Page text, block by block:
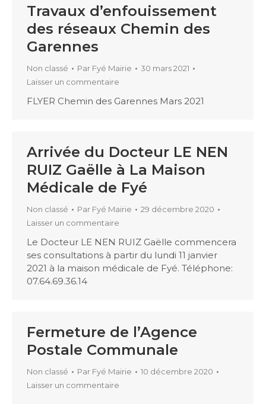
Travaux d’enfouissement
des réseaux Chemin des
Garennes
Non classé Par Fyé Mairie
30 mars 2021
Laisser un commentaire
FLYER Chemin des Garennes Mars 2021
Arrivée du Docteur LE NEN
RUIZ Gaëlle à La Maison
Médicale de Fyé
Non classé Par Fyé Mairie
29 décembre 2020
Laisser un commentaire
Le Docteur LE NEN RUIZ Gaëlle commencera
ses consultations à partir du lundi 11 janvier
2021 à la maison médicale de Fyé. Téléphone:
07.64.69.36.14
Fermeture de l’Agence
Postale Communale
Non classé Par Fyé Mairie
10 décembre 2020
Laisser un commentaire